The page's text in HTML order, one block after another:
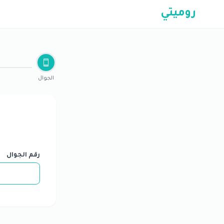
روميتي
الجوال
رقم الجوال